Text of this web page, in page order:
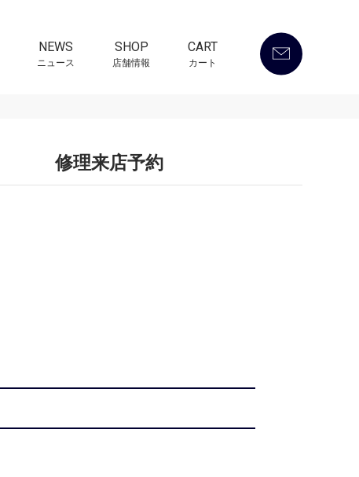
NEWS
ニュース
SHOP
店舗情報
CART
カート
修理来店予約